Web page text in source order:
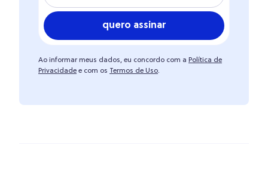
quero assinar
Ao informar meus dados, eu concordo com a Política de
Privacidade e com os Termos de Uso.